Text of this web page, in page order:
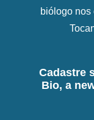
biólogo nos
Cadastre
Bio, a